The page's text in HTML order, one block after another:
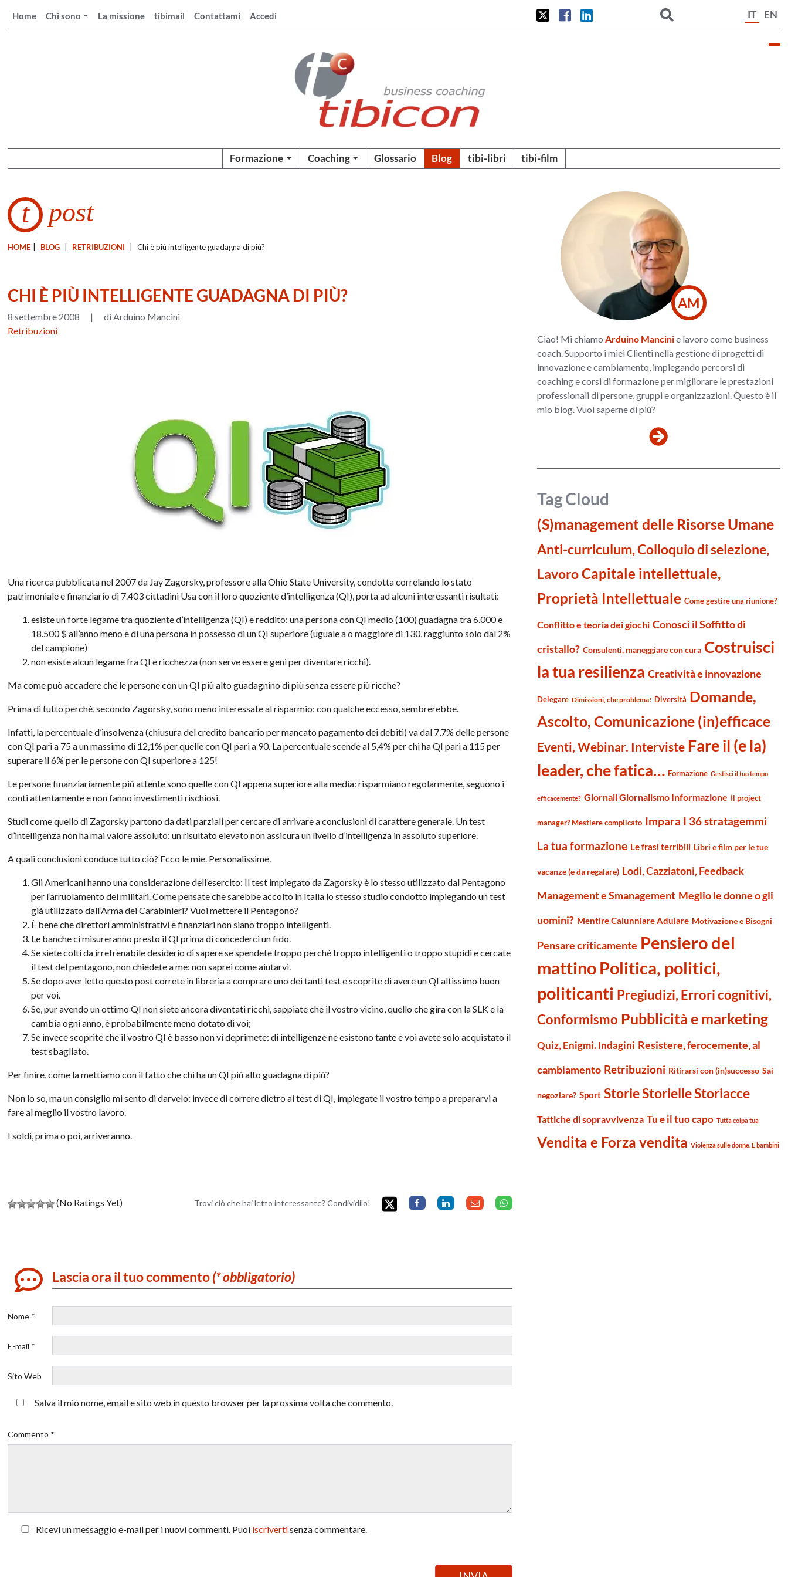
Home Chi sono La missione tibimail Contattami Accedi IT EN
Formazione Coaching Glossario Blog tibi-libri tibi-film
t post
HOME BLOG RETRIBUZIONI Chi è più intelligente guadagna di più?
CHI È PIÙ INTELLIGENTE GUADAGNA DI PIÙ?
8 settembre 2008 |
di Arduino Mancini
Retribuzioni
Una ricerca pubblicata nel 2007 da Jay Zagorsky, professore allaOhio State University, condotta correlando lo stato
patrimoniale e finanziario di 7.403 cittadini Usa con il loro quoziente d’intelligenza (QI), porta ad alcuni interessanti risultati:
esiste un forte legame tra quoziente d’intelligenza (QI) e reddito: una persona conQI medio (100) guadagna tra 6.000 e
18.500 $ all’anno meno e di una persona in possesso di unQI superiore (uguale a o maggiore di 130, raggiunto solo dal 2%
del campione)
non esiste alcun legame fraQI e ricchezza (non serve essere geni per diventare ricchi).
Ma come può accadere che le persone con unQI più alto guadagnino di più senza essere più ricche?
Prima di tutto perché, secondo Zagorsky, sono meno interessate al risparmio: con qualche eccesso, sembrerebbe.
Infatti, la percentuale d’insolvenza (chiusura del credito bancario per mancato pagamento dei debiti) va dal 7,7% delle persone
conQI pari a 75 a un massimo di 12,1% per quelle conQI pari a 90. La percentuale scende al 5,4% per chi haQI pari a 115 per
superare il 6% per le persone conQI superiore a 125!
Le persone finanziariamente più attente sono quelle conQI appena superiore alla media: risparmiano regolarmente, seguono i
conti attentamente e non fanno investimenti rischiosi.
Studi come quello di Zagorskypartono da dati parziali per cercare di arrivare a conclusioni di carattere generale. Un test
d’intelligenza non ha mai valore assoluto: un risultato elevato non assicura un livello d’intelligenza in assoluto superiore.
A quali conclusioni conduce tutto ciò? Ecco le mie. Personalissime.
Gli Americani hanno una considerazione dell’esercito: Il test impiegato da Zagorskyè lo stesso utilizzato dal Pentagono
per l’arruolamento dei militari. Come pensate che sarebbe accolto in Italia lo stesso studio condotto impiegando un test
già utilizzato dall’Arma dei Carabinieri? Vuoi mettere il Pentagono?
È bene che direttori amministrativi e finanziari non siano troppo intelligenti.
Le banche ci misureranno presto ilQI prima di concederci un fido.
Se siete colti da irrefrenabile desiderio di sapere se spendete troppo perché troppo intelligenti o troppo stupidi e cercate
il test del pentagono, non chiedete a me: non saprei come aiutarvi.
Se dopo aver letto questo post correte in libreria a comprare uno dei tanti test e scoprite di avere unQI altissimo buon
per voi.
Se, pur avendo un ottimoQI non siete ancora diventati ricchi, sappiate che il vostro vicino, quello che gira con laSLKe la
cambia ogni anno, è probabilmente meno dotato di voi;
Se invece scoprite che il vostroQI è basso non vi deprimete: di intelligenze ne esistono tante e voi avete solo acquistato il
test sbagliato.
Per finire, come la mettiamo con il fatto che chi ha unQI più alto guadagna di più?
Non lo so, ma un consiglio mi sento di darvelo: invece di correre dietro ai test diQI, impiegate il vostro tempo a prepararvi a
fare al meglio il vostro lavoro.
I soldi, prima o poi, arriveranno.
(No Ratings Yet) Trovi ciò che hai letto interessante? Condividilo!
Lascia ora il tuo commento(* obbligatorio)
Nome *
E-mail *
Sito Web
Salva il mio nome, email e sito web in questo browser per la prossima volta che commento.
Commento *
Ricevi un messaggio e-mail per i nuovi commenti. Puoi iscrivertisenza commentare.
AM
Ciao! Mi chiamo Arduino Mancinie lavoro come business
coach. Supporto i miei Clienti nella gestione di progetti di
innovazione e cambiamento, impiegando percorsi di
coaching e corsi di formazione per migliorare le prestazioni
professionali di persone, gruppi e organizzazioni. Questo è il
mio blog. Vuoi saperne di più?
Tag Cloud
(S)management delle Risorse Umane
Anti-curriculum, Colloquio di selezione,
LavoroCapitale intellettuale,
Proprietà Intellettuale Come gestire una riunione?
Conflitto e teoria dei giochi Conosci il Soffitto di
cristallo? Consulenti, maneggiare con cura Costruisci
la tua resilienza Creatività e innovazione
Delegare Dimissioni, che problema! Diversità Domande,
Ascolto, Comunicazione (in)efficace
Eventi, Webinar. Interviste Fare il (e la)
leader, che fatica… Formazione Gestisci il tuo tempo
efficacemente? Giornali Giornalismo Informazione Il project
manager? Mestiere complicato Impara I 36 stratagemmi
La tua formazione Le frasi terribili Libri e film per le tue
vacanze (e da regalare) Lodi, Cazziatoni, Feedback
Management e Smanagement Meglio le donne o gli
uomini? Mentire Calunniare Adulare Motivazione e Bisogni
Pensare criticamente Pensiero del
mattino Politica, politici,
politicanti Pregiudizi, Errori cognitivi,
Conformismo Pubblicità e marketing
Quiz, Enigmi. Indagini Resistere, ferocemente, al
cambiamento Retribuzioni Ritirarsi con (in)successo Sai
negoziare? Sport Storie Storielle Storiacce
Tattiche di sopravvivenza Tu e il tuo capo Tutta colpa tua
Vendita e Forza vendita Violenza sulle donne. E bambini